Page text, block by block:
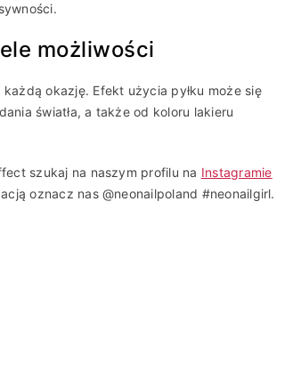
możliwości
okazję. Efekt użycia pyłku może się
światła, a także od koloru lakieru
szukaj na naszym profilu na Instagramie
oznacz nas @neonailpoland #neonailgirl.